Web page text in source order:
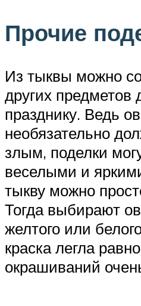
Прочие
Из тыквы можно
других предметов
празднику. Ведь
необязательно
злым, поделки
веселыми и
тыкву можно
Тогда выбирают
желтого или
краска легла
окрашиваний